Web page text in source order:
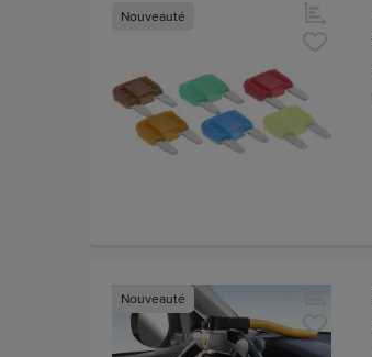
Nouveauté
Nouveauté